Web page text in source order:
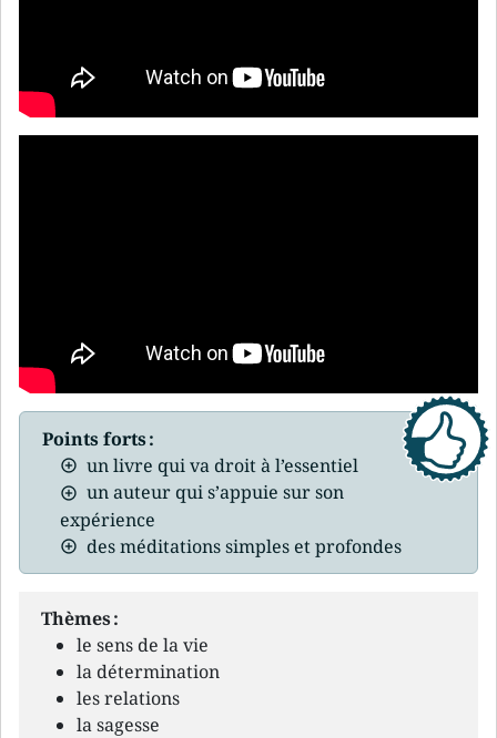
Points forts :
un livre qui va droit à l’essentiel
un auteur qui s’appuie sur son
expérience
des méditations simples et profondes
Thèmes :
le sens de la vie
la détermination
les relations
la sagesse